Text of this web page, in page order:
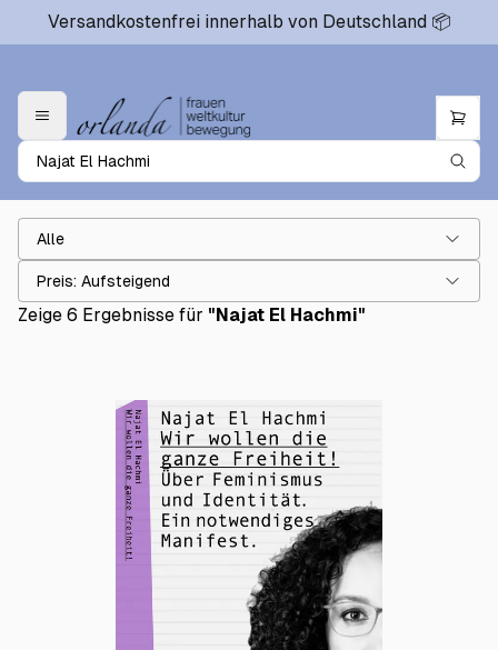
Versandkostenfrei innerhalb von Deutschland 📦
Alle
Zeige 6 Ergebnisse für "Najat El Hachmi"
Preis: Aufsteigend